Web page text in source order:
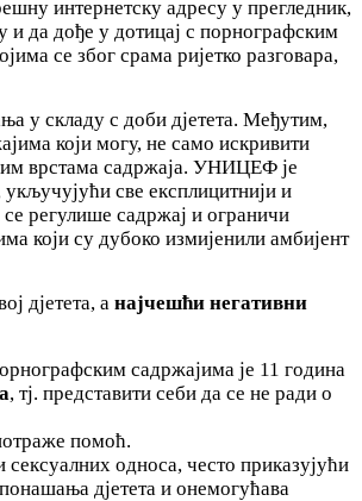
интернетску адресу у прегледник,
и да дође у дотицај с порнографским
се због срама ријетко разговара,
у складу с доби дјетета. Међутим,
који могу, не само искривити
врстама садржаја. УНИЦЕФ је
све експлицитнији и
регулише садржај и ограничи
који су дубоко измијенили амбијент
дјетета, а најчешћи негативни
садржајима је 11 година
, тј. представити себи да се не ради о
помоћ.
односа, често приказујући
дјетета и онемогућава